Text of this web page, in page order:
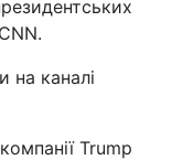
на каналі
Trump